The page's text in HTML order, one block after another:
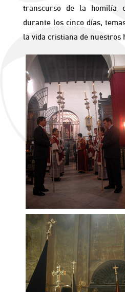
transcurso de la homilía
durante los cinco días,
la vida cristiana de nuestros